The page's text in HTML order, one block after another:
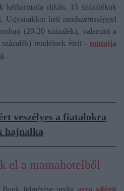
kétharmada ritkán, 15 százalékuk
Ugyanakkor heti rendszerességgel
(20-20 százalék), valamint a
rendelnek ételt - mutatja
veszélyes a fiatalokra
hajnalka
el a mamahotelből